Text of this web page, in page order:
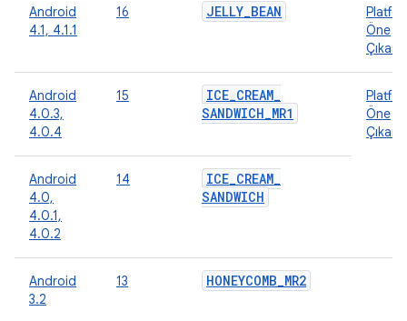
Android
4.1, 4.1.1
16 JELLY_BEAN
Öne
Android
4.0.3,
4.0.4
15 ICE_CREAM_
SANDWICH_MR1
Öne
Android
4.0,
4.0.1,
4.0.2
14 ICE_CREAM_
SANDWICH
Android
3.2
13 HONEYCOMB_MR2